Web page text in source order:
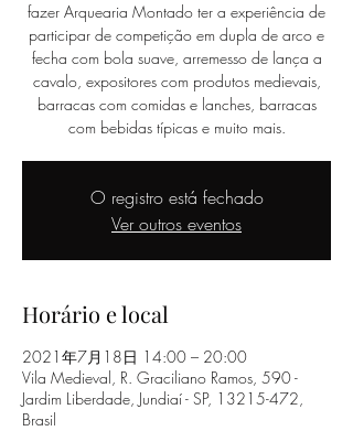
fazer Arquearia Montado ter a experiência de
participar de competição em dupla de arco e
fecha com bola suave, arremesso de lança a
cavalo, expositores com produtos medievais,
barracas com comidas e lanches, barracas
com bebidas típicas e muito mais.
O registro está fechado
Ver outros eventos
Horário e local
2021年7月18日 14:00 – 20:00
Vila Medieval, R. Graciliano Ramos, 590 -
Jardim Liberdade, Jundiaí - SP, 13215-472,
Brasil